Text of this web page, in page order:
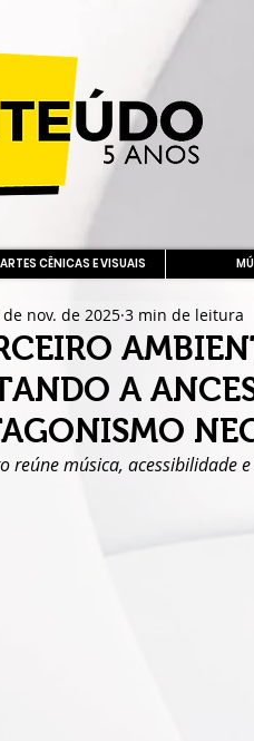
ARTES CÊNICAS E VISUAIS
A
de nov. de 2025 3 min de leitura
reúne música, acessibilidade